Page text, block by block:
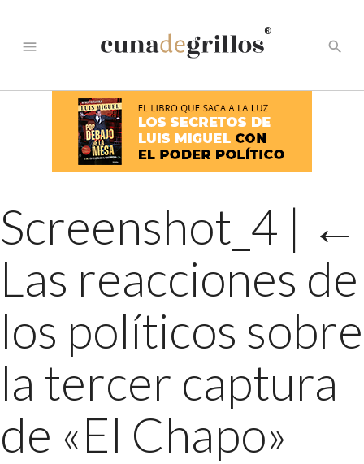
menu
®
search
Screenshot_4 | ←
Las reacciones de
los políticos sobre
la tercer captura
de «El Chapo»